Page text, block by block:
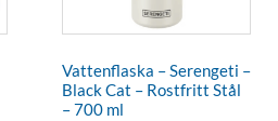
Vattenflaska – Serengeti –
Black Cat – Rostfritt Stål
– 700 ml